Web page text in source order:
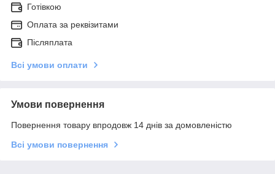
Готівкою
Оплата за реквізитами
Післяплата
Всі умови оплати
Умови повернення
Повернення товару впродовж 14 днів за домовленістю
Всі умови повернення